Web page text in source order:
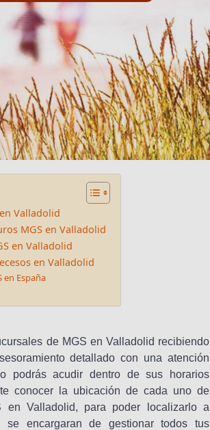
Valladolid
MGS en Valladolid
en Valladolid
en Valladolid
en España
de MGS en Valladolid recibiendo
detallado con una atención
podrás acudir dentro de sus horarios
conocer la ubicación de cada uno de
Valladolid, para poder localizarlo a
se encargaran de gestionar todos tus